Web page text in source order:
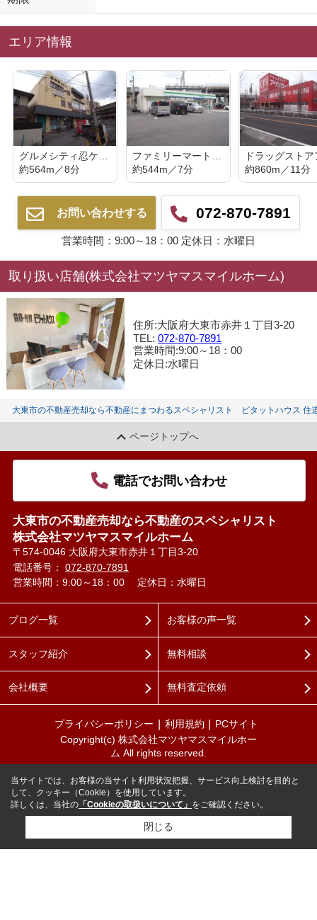
エリア情報
グルメシティ忍ケ丘店
約564m／8分
ファミリーマート忍ケ丘駅前店
約544m／7分
約860m／11分
お問い合わせする 072-870-7891
営業時間：9:00～18：00 定休日：水曜日
取り扱い店舗(株式会社マツヤマスマイルホーム)
住所:大阪府大東市赤井１丁目3-20
TEL:072-870-7891
営業時間:9:00～18：00
定休日:水曜日
大東市の不動産売却なら不動産にまつわるスペシャリスト ピタットハウス 住
ページトップへ
電話でお問い合わせ
大東市の不動産売却なら不動産のスペシャリスト
株式会社マツヤマスマイルホーム
〒574-0046 大阪府大東市赤井１丁目3-20
電話番号： 072-870-7891
営業時間：9:00～18：00
定休日：水曜日
ブログ一覧
スタッフ紹介
会社概要
お客様の声一覧
無料相談
無料査定依頼
プライバシーポリシー 利用規約
PCサイト
Copyright(c) 株式会社マツヤマスマイルホー
ム All rights reserved.
当サイトでは、お客様の当サイト利用状況把握、サービス向上検討を目的と
して、クッキー（Cookie）を使用しています。
詳しくは、当社の 「Cookieの取扱いについて」 をご確認ください。
閉じる